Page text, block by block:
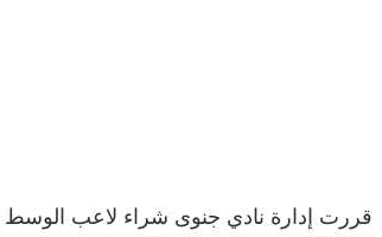
قررت إدارة نادي جنوى شراء لاعب الوسط